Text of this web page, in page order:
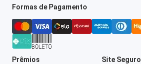
Formas de Pagamento
Prêmios Site Seguro